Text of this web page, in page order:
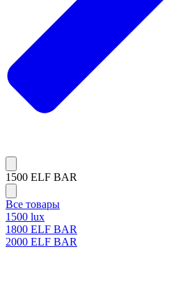
1500 ELF BAR
Все товары
1500 lux
1800 ELF BAR
2000 ELF BAR